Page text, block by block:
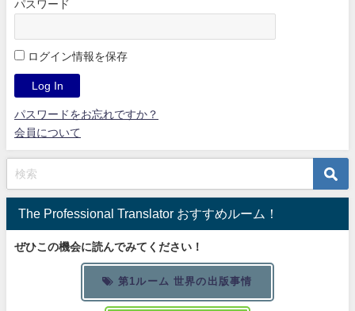
パスワード
ログイン情報を保存
パスワードをお忘れですか？
会員について
The Professional Translator おすすめルーム！
ぜひこの機会に読んでみてください！
第1ルーム 世界の出版事情